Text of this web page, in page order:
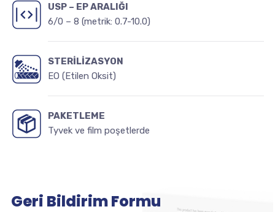
USP – EP ARALIĞI
6/0 – 8 (metrik: 0.7-10.0)
STERİLİZASYON
EO (Etilen Oksit)
PAKETLEME
Tyvek ve film poşetlerde
Geri Bildirim Formu